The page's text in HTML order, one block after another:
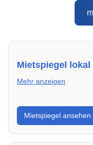
Mietspiegel
Mehr anzeigen
Erhalte einen
regional in
Miete fair ist und wo
Mietspiegel ansehen